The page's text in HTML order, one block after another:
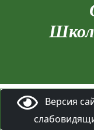
Версия